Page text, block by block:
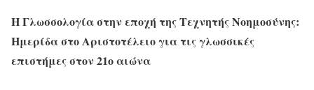
Η Γλωσσολογία στην εποχή της Τεχνητής Νοημοσύνης:
Ημερίδα στο Αριστοτέλειο για τις γλωσσικές
επιστήμες στον 21ο αιώνα